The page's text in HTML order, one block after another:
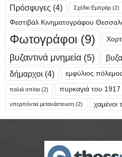
Πρόσφυγες (4) Σχέδιο Εμπράρ (2)
Φεστιβάλ Κινηματογράφου
Φωτογράφοι (9)
βυζαντινά μνημεία (5)
δήμαρχοι (4) εμφύλιος πόλεμος
παλιά σπίτια (2) πυρκαγιά του 1917
υπερπόντια μετανάστευση (2) χαμένοι